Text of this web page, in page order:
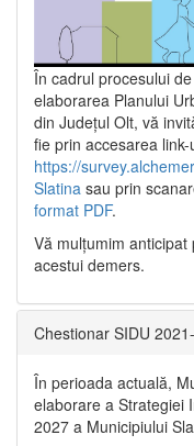
În cadrul procesului
elaborarea Planului
din Județul Olt, vă
fie prin accesarea link-
https://
Slatina sau prin
format PDF.
Vă mulţumim
acestui demers.
Chestionar SIDU
În perioada actuală,
elaborare a Strategiei
2027 a Municipiului